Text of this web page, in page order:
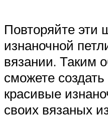
Повторяйте эти
изнаночной
вязании. Таким
сможете
красивые
своих вязаных